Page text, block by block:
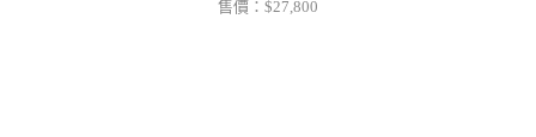
售價： $27,800